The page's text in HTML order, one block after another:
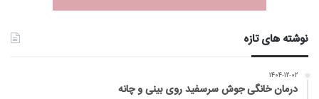
نوشته های تازه
۱۴۰۴-۱۲-۰۲
درمان خانگی جوش سرسفید روی بینی و چانه